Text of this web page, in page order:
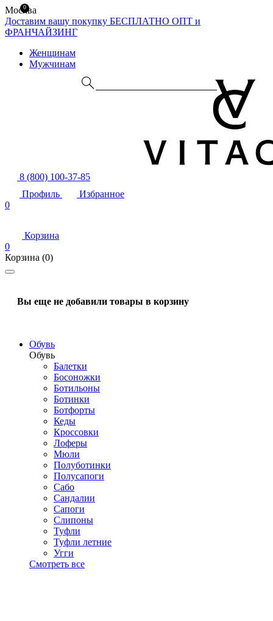
Москва
Доставим вашу покупку БЕСПЛАТНО ОПТ и
ФРАНЧАЙЗИНГ
Женщинам
Мужчинам
8 (800) 100-37-85
Профиль
Избранное
0
Корзина
0
Корзина (0)
Вы еще не добавили товары в корзину
Обувь
Обувь
Балетки
Босоножки
Ботильоны
Ботинки
Ботфорты
Кеды
Кроссовки
Лоферы
Мюли
Полуботинки
Полусапоги
Сабо
Сандалии
Сапоги
Слипоны
Туфли
Туфли летние
Угги
Смотреть все
0